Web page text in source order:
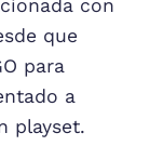
con
que
para
a
playset.